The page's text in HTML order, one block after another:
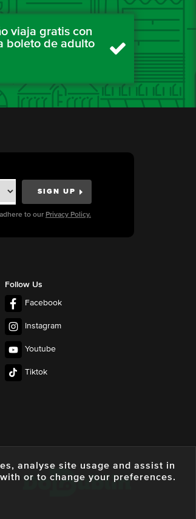
viaja gratis con
boleto de adulto
to our Privacy Policy.
Follow Us
Facebook
Instagram
Youtube
Tiktok
analyse site usage and assist in
or to change your preferences.